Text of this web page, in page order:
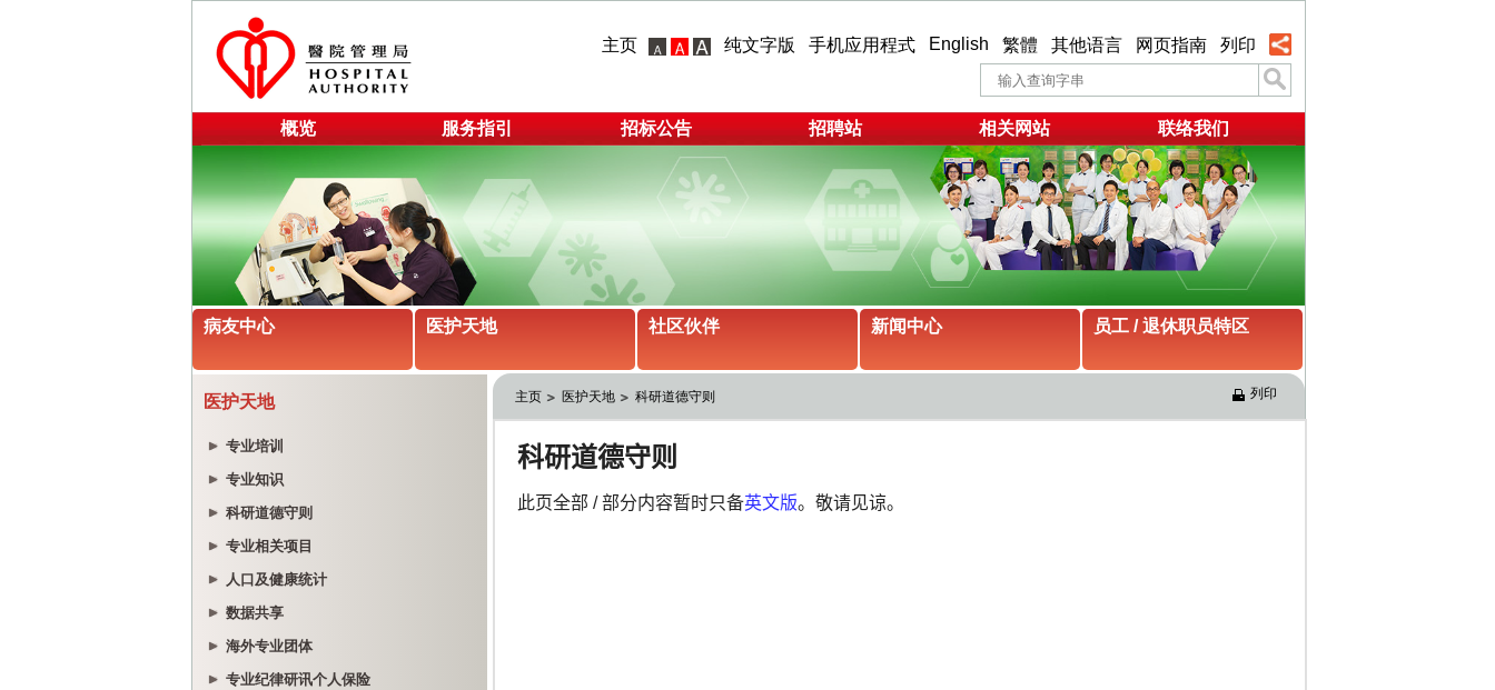
主页 纯文字版 手机应用程式 English 繁體 其他语言 网页指南 列印
概览 服务指引 招标公告 招聘站 相关网站 联络我们
病友中心 医护天地 社区伙伴 新闻中心 员工 / 退休职员特区
医护天地
专业培训
专业知识
科研道德守则
专业相关项目
人口及健康统计
数据共享
海外专业团体
专业纪律研讯个人保险
主页 医护天地 科研道德守则 列印